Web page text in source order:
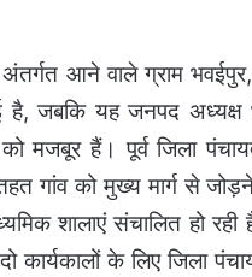
आने वाले ग्राम भवईपुर,
है, जबकि यह जनपद
मजबूर हैं। पूर्व जिला
गांव को मुख्य मार्ग से
शालाएं संचालित हो
के लिए जिला